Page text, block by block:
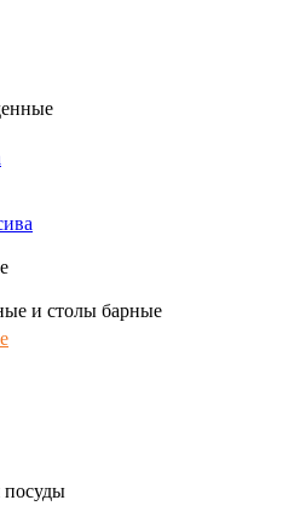
и столы барные
посуды